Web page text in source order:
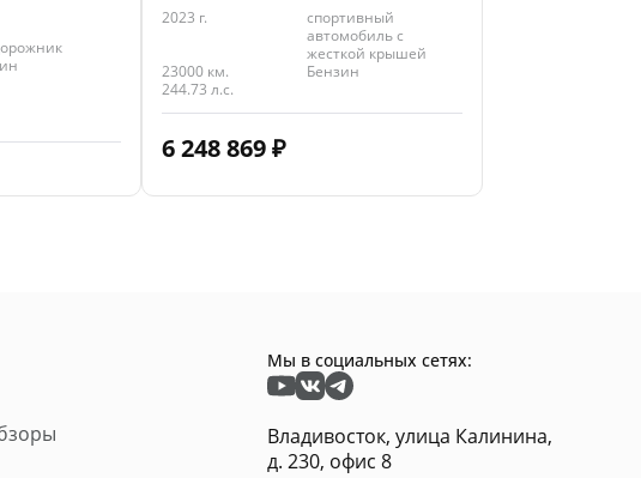
2023 г.
спортивный
автомобиль с
жесткой крышей
23000 км.
Бензин
244.73 л.с.
6 248 869₽
Мы в социальных сетях:
Владивосток, улица Калинина,
д. 230, офис 8